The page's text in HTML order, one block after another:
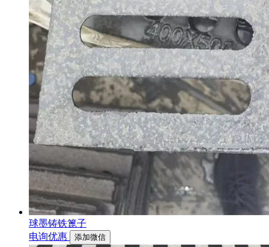
球墨铸铁篦子
电询优惠
添加微信